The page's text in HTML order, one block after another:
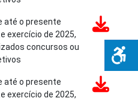
até o presente
exercício de 2025,
concursos ou
até o presente
exercício de 2025,